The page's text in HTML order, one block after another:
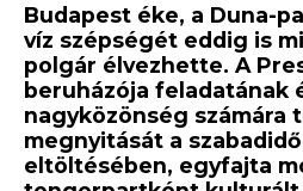
Budapest éke, a Duna-
víz szépségét eddig is
polgár élvezhette. A
beruházója feladatának
nagyközönség számára
megnyitását a
eltöltésében, egyfajta